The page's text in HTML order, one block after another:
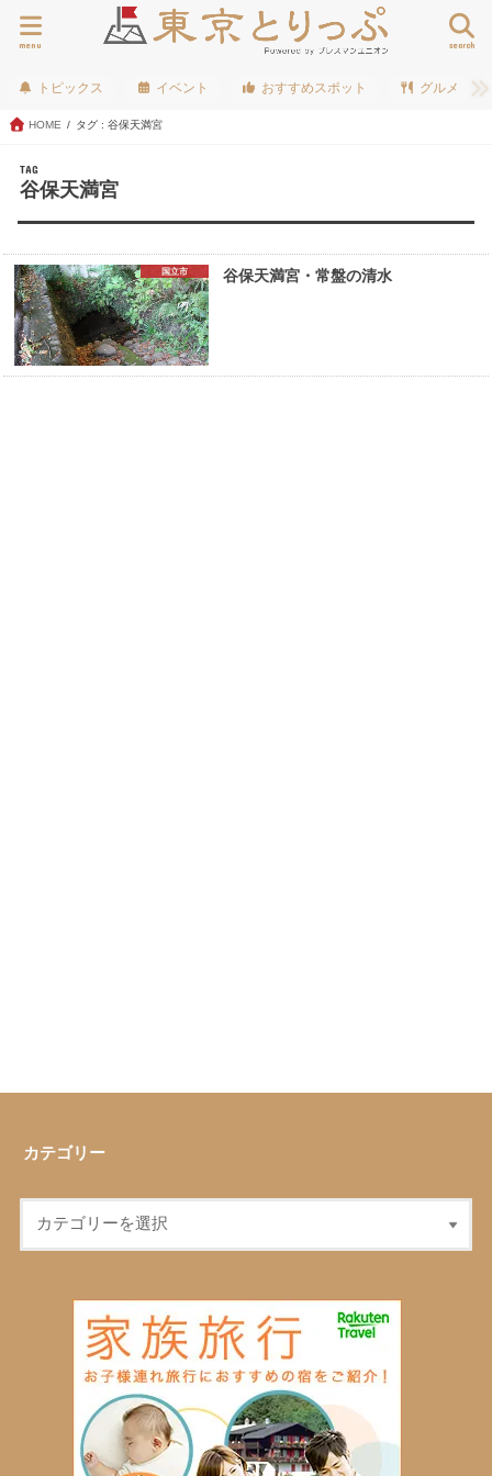
search
menu
トピックス イベント おすすめスポット グルメ
HOME タグ : 谷保天満宮
TAG
谷保天満宮
国立市 谷保天満宮・常盤の清水
カテゴリー